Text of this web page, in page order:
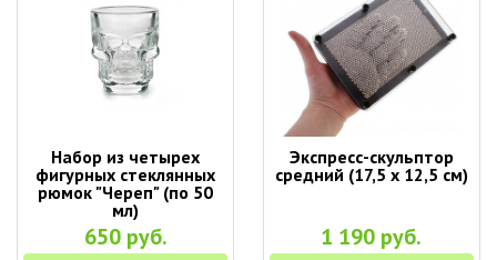
Набор из четырех
фигурных стеклянных
рюмок "Череп" (по 50
мл)
650 руб.
Экспресс-скульптор
средний (17,5 х 12,5 см)
1 190 руб.